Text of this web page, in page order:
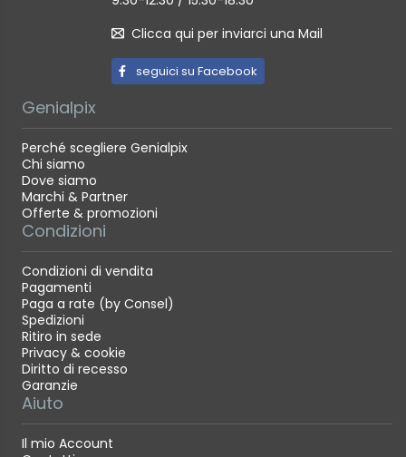
Clicca qui per inviarci una Mail
seguici su Facebook
Genialpix
Perché scegliere Genialpix
Chi siamo
Dove siamo
Marchi & Partner
Offerte & promozioni
Condizioni
Condizioni di vendita
Pagamenti
Paga a rate (by Consel)
Spedizioni
Ritiro in sede
Privacy & cookie
Diritto di recesso
Garanzie
Aiuto
Il mio Account